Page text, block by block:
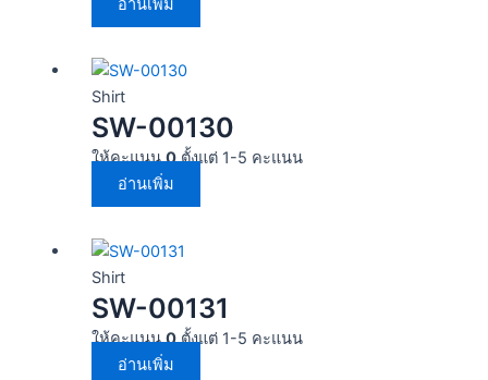
อ่านเพิ่ม
Shirt
SW-00130
ให้คะแนน0ตั้งแต่ 1-5 คะแนน
อ่านเพิ่ม
Shirt
SW-00131
ให้คะแนน0ตั้งแต่ 1-5 คะแนน
อ่านเพิ่ม